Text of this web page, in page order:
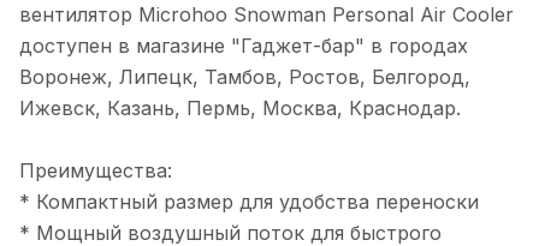
вентилятор Microhoo Snowman Personal Air Cooler
доступен в магазине "Гаджет-бар" в городах
Воронеж, Липецк, Тамбов, Ростов, Белгород,
Ижевск, Казань, Пермь, Москва, Краснодар.
Преимущества:
* Компактный размер для удобства переноски
* Мощный воздушный поток для быстрого